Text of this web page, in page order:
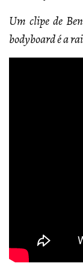
Um clipe de
bodyboard é a